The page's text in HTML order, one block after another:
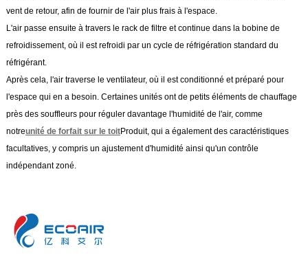
vent de retour, afin de fournir de l'air plus frais à l'espace.
L'air passe ensuite à travers le rack de filtre et continue dans la bobine de
refroidissement, où il est refroidi par un cycle de réfrigération standard du
réfrigérant.
Après cela, l'air traverse le ventilateur, où il est conditionné et préparé pour
l'espace qui en a besoin. Certaines unités ont de petits éléments de chauffage
près des souffleurs pour réguler davantage l'humidité de l'air, comme
notreunité de forfait sur le toitProduit, qui a également des caractéristiques
facultatives, y compris un ajustement d'humidité ainsi qu'un contrôle
indépendant zoné.